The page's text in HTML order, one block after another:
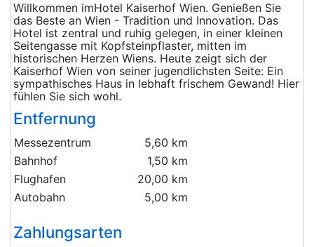
Willkommen imHotel Kaiserhof Wien. Genießen Sie
das Beste an Wien - Tradition und Innovation. Das
Hotel ist zentral und ruhig gelegen, in einer kleinen
Seitengasse mit Kopfsteinpflaster, mitten im
historischen Herzen Wiens. Heute zeigt sich der
Kaiserhof Wien von seiner jugendlichsten Seite: Ein
sympathisches Haus in lebhaft frischem Gewand! Hier
fühlen Sie sich wohl.
Entfernung
Messezentrum
5,60 km
Bahnhof
1,50 km
Flughafen
20,00 km
Autobahn
5,00 km
Zahlungsarten